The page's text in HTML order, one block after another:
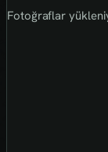
Fotoğraflar